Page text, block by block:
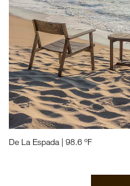
De La Espada | 98.6 ºF